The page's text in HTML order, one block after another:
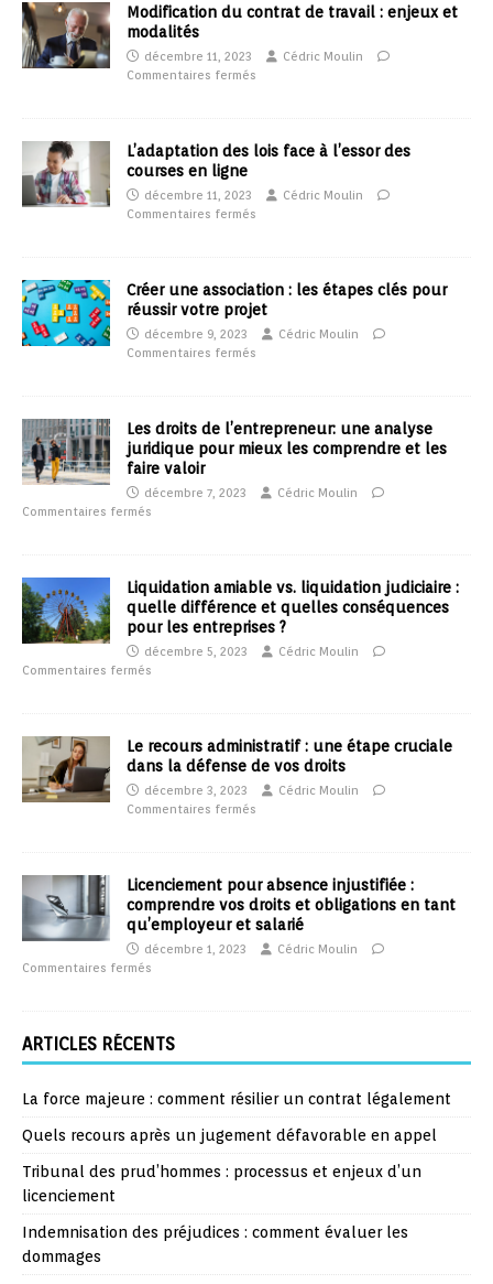
Modification du contrat de travail : enjeux et
modalités
décembre 11, 2023
Cédric Moulin
Commentaires fermés
L’adaptation des lois face à l’essor des
courses en ligne
décembre 11, 2023
Cédric Moulin
Commentaires fermés
Créer une association : les étapes clés pour
réussir votre projet
décembre 9, 2023
Cédric Moulin
Commentaires fermés
Les droits de l’entrepreneur: une analyse
juridique pour mieux les comprendre et les
faire valoir
décembre 7, 2023
Cédric Moulin
Commentaires fermés
Liquidation amiable vs. liquidation judiciaire :
quelle différence et quelles conséquences
pour les entreprises ?
décembre 5, 2023
Cédric Moulin
Commentaires fermés
Le recours administratif : une étape cruciale
dans la défense de vos droits
décembre 3, 2023
Cédric Moulin
Commentaires fermés
Licenciement pour absence injustifiée :
comprendre vos droits et obligations en tant
qu’employeur et salarié
décembre 1, 2023
Cédric Moulin
Commentaires fermés
ARTICLES RÉCENTS
La force majeure : comment résilier un contrat légalement
Quels recours après un jugement défavorable en appel
Tribunal des prud’hommes : processus et enjeux d’un
licenciement
Indemnisation des préjudices : comment évaluer les
dommages